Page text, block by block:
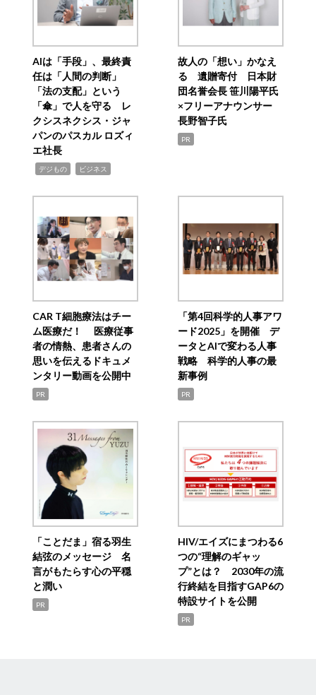
AIは「手段」、最終責
任は「人間の判断」
「法の支配」という
「傘」で人を守る レ
クシスネクシス・ジャ
パンのパスカル ロズィ
エ社長
デジもの ビジネス
故人の「想い」かなえ
る 遺贈寄付 日本財
団名誉会長 笹川陽平氏
×フリーアナウンサー
長野智子氏
PR
CAR T細胞療法はチー
ム医療だ！ 医療従事
者の情熱、患者さんの
思いを伝えるドキュメ
ンタリー動画を公開中
PR
「第4回科学的人事アワ
ード2025」を開催 デ
ータとAIで変わる人事
戦略 科学的人事の最
新事例
PR
「ことだま」宿る羽生
結弦のメッセージ 名
言がもたらす心の平穏
と潤い
PR
HIV/エイズにまつわる6
つの“理解のギャッ
プ”とは？ 2030年の流
行終結を目指すGAP6の
特設サイトを公開
PR